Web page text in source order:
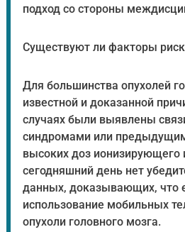
подход со стороны
Существуют ли факторы
Для большинства опухолей
известной и доказанной
случаях были выявлены
синдромами или
высоких доз ионизирующего
сегодняшний день нет
данных, доказывающих, что
использование мобильных
опухоли головного мозга.